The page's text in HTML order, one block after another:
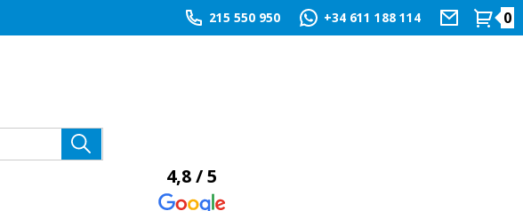
215 550 950 +34 611 188 114 0
4,8 / 5